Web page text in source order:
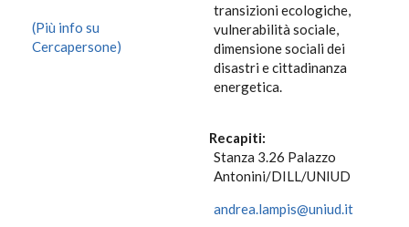
(Più info su
Cercapersone)
transizioni ecologiche,
vulnerabilità sociale,
dimensione sociali dei
disastri e cittadinanza
energetica.
Recapiti:
Stanza 3.26 Palazzo
Antonini/DILL/UNIUD
andrea.lampis@uniud.it